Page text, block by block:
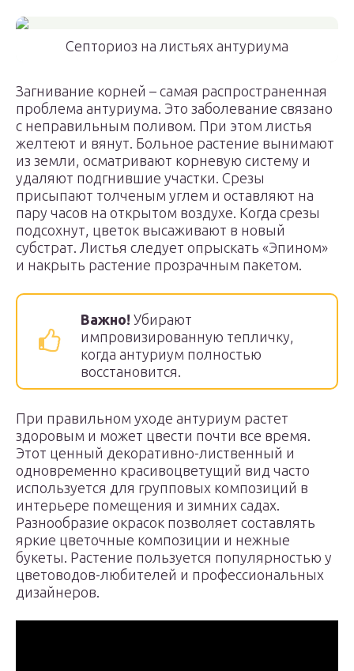
Септориоз на листьях антуриума
Загнивание корней – самая распространенная
проблема антуриума. Это заболевание связано
с неправильным поливом. При этом листья
желтеют и вянут. Больное растение вынимают
из земли, осматривают корневую систему и
удаляют подгнившие участки. Срезы
присыпают толченым углем и оставляют на
пару часов на открытом воздухе. Когда срезы
подсохнут, цветок высаживают в новый
субстрат. Листья следует опрыскать «Эпином»
и накрыть растение прозрачным пакетом.
Важно! Убирают
импровизированную тепличку,
когда антуриум полностью
восстановится.
При правильном уходе антуриум растет
здоровым и может цвести почти все время.
Этот ценный декоративно-лиственный и
одновременно красивоцветущий вид часто
используется для групповых композиций в
интерьере помещения и зимних садах.
Разнообразие окрасок позволяет составлять
яркие цветочные композиции и нежные
букеты. Растение пользуется популярностью у
цветоводов-любителей и профессиональных
дизайнеров.